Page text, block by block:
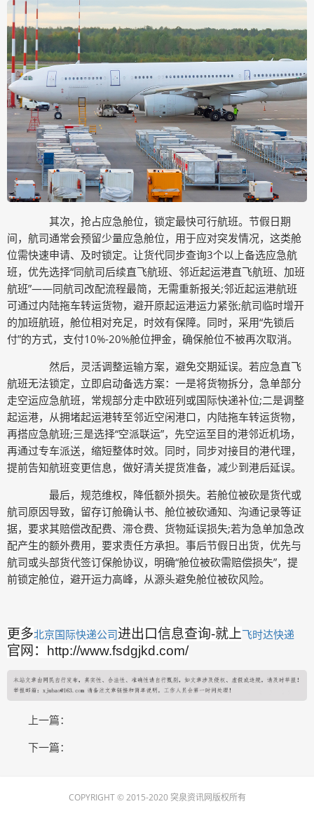
其次，抢占应急舱位，锁定最快可行航班。节假日期
间，航司通常会预留少量应急舱位，用于应对突发情况，这类舱
位需快速申请、及时锁定。让货代同步查询3个以上备选应急航
班，优先选择“同航司后续直飞航班、邻近起运港直飞航班、加班
航班”——同航司改配流程最简，无需重新报关;邻近起运港航班
可通过内陆拖车转运货物，避开原起运港运力紧张;航司临时增开
的加班航班，舱位相对充足，时效有保障。同时，采用“先锁后
付”的方式，支付10%-20%舱位押金，确保舱位不被再次取消。
然后，灵活调整运输方案，避免交期延误。若应急直飞
航班无法锁定，立即启动备选方案：一是将货物拆分，急单部分
走空运应急航班，常规部分走中欧班列或国际快递补位;二是调整
起运港，从拥堵起运港转至邻近空闲港口，内陆拖车转运货物，
再搭应急航班;三是选择“空派联运”，先空运至目的港邻近机场，
再通过专车派送，缩短整体时效。同时，同步对接目的港代理，
提前告知航班变更信息，做好清关提货准备，减少到港后延误。
最后，规范维权，降低额外损失。若舱位被砍是货代或
航司原因导致，留存订舱确认书、舱位被砍通知、沟通记录等证
据，要求其赔偿改配费、滞仓费、货物延误损失;若为急单加急改
配产生的额外费用，要求责任方承担。事后节假日出货，优先与
航司或头部货代签订保舱协议，明确“舱位被砍需赔偿损失”，提
前锁定舱位，避开运力高峰，从源头避免舱位被砍风险。
更多北京国际快递公司进出口信息查询-就上飞时达快递
官网：http://www.fsdgjkd.com/
上一篇：
下一篇：
COPYRIGHT © 2015-2020 突泉资讯网版权所有